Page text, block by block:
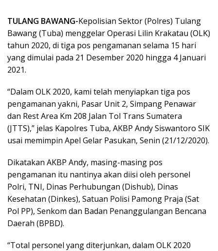
TULANG BAWANG-Kepolisian Sektor (Polres) Tulang
Bawang (Tuba) menggelar Operasi Lilin Krakatau (OLK)
tahun 2020, di tiga pos pengamanan selama 15 hari
yang dimulai pada 21 Desember 2020 hingga 4 Januari
2021.
“Dalam OLK 2020, kami telah menyiapkan tiga pos
pengamanan yakni, Pasar Unit 2, Simpang Penawar
dan Rest Area Km 208 Jalan Tol Trans Sumatera
(JTTS),” jelas Kapolres Tuba, AKBP Andy Siswantoro SIK
usai memimpin Apel Gelar Pasukan, Senin (21/12/2020).
Dikatakan AKBP Andy, masing-masing pos
pengamanan itu nantinya akan diisi oleh personel
Polri, TNI, Dinas Perhubungan (Dishub), Dinas
Kesehatan (Dinkes), Satuan Polisi Pamong Praja (Sat
Pol PP), Senkom dan Badan Penanggulangan Bencana
Daerah (BPBD).
“Total personel yang diterjunkan, dalam OLK 2020